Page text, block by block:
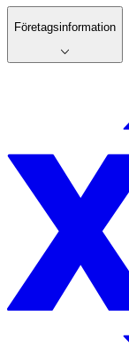
Företagsinformation